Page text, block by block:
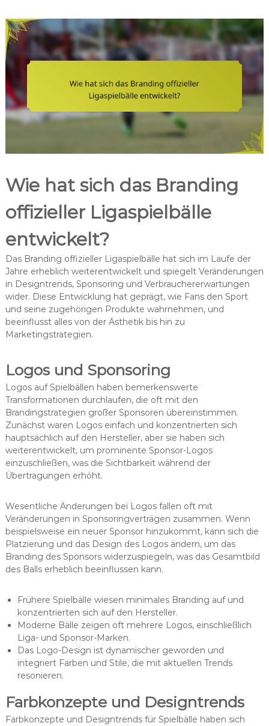
Wie hat sich das Branding
offizieller Ligaspielbälle
entwickelt?
Das Branding offizieller Ligaspielbälle hat sich im Laufe der
Jahre erheblich weiterentwickelt und spiegelt Veränderungen
in Designtrends, Sponsoring und Verbrauchererwartungen
wider. Diese Entwicklung hat geprägt, wie Fans den Sport
und seine zugehörigen Produkte wahrnehmen, und
beeinflusst alles von der Ästhetik bis hin zu
Marketingstrategien.
Logos und Sponsoring
Logos auf Spielbällen haben bemerkenswerte
Transformationen durchlaufen, die oft mit den
Brandingstrategien großer Sponsoren übereinstimmen.
Zunächst waren Logos einfach und konzentrierten sich
hauptsächlich auf den Hersteller, aber sie haben sich
weiterentwickelt, um prominente Sponsor-Logos
einzuschließen, was die Sichtbarkeit während der
Übertragungen erhöht.
Wesentliche Änderungen bei Logos fallen oft mit
Veränderungen in Sponsoringverträgen zusammen. Wenn
beispielsweise ein neuer Sponsor hinzukommt, kann sich die
Platzierung und das Design des Logos ändern, um das
Branding des Sponsors widerzuspiegeln, was das Gesamtbild
des Balls erheblich beeinflussen kann.
Frühere Spielbälle wiesen minimales Branding auf und
konzentrierten sich auf den Hersteller.
Moderne Bälle zeigen oft mehrere Logos, einschließlich
Liga- und Sponsor-Marken.
Das Logo-Design ist dynamischer geworden und
integriert Farben und Stile, die mit aktuellen Trends
resonieren.
Farbkonzepte und Designtrends
Farbkonzepte und Designtrends für Spielbälle haben sich